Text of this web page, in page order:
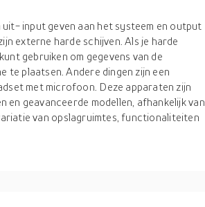
input geven aan het systeem en output
externe harde schijven. Als je harde
gebruiken om gegevens van de
te plaatsen. Andere dingen zijn een
met microfoon. Deze apparaten zijn
en geavanceerde modellen, afhankelijk van
van opslagruimtes, functionaliteiten